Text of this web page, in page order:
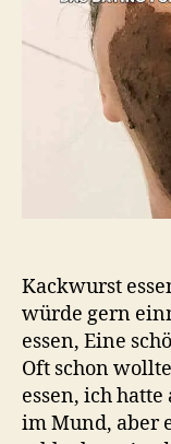
Kackwurst
würde gern
essen, Eine
Oft schon
essen, ich
im Mund, aber